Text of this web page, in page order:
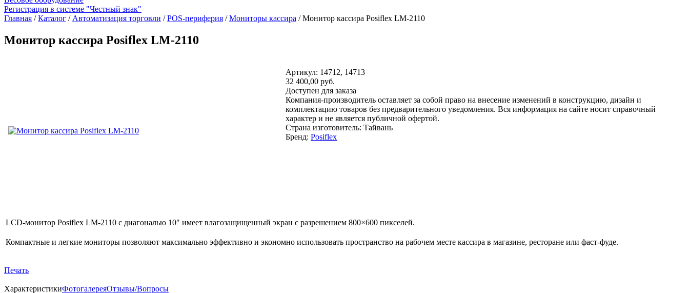
Регистрация в системе "Честный знак"
Главная / Каталог / Автоматизация торговли / POS-периферия / Мониторы кассира / Монитор кассира Posiflex LM-2110
Монитор кассира Posiflex LM-2110
Артикул: 14712, 14713
32 400,00 руб.
Доступен для заказа
Компания-производитель оставляет за собой право на внесение изменений в конструкцию, дизайн и
комплектацию товаров без предварительного уведомления. Вся информация на сайте носит справочный
характер и не является публичной офертой.
Страна изготовитель: Тайвань
Бренд: Posiflex
LCD-монитор Posiflex LM-2110 с диагональю 10″ имеет влагозащищенный экран с разрешением 800×600 пикселей.
Компактные и легкие мониторы позволяют максимально эффективно и экономно использовать пространство на рабочем месте кассира в магазине, ресторане или фаст-фуде.
Печать
ХарактеристикиФотогалереяОтзывы/Вопросы